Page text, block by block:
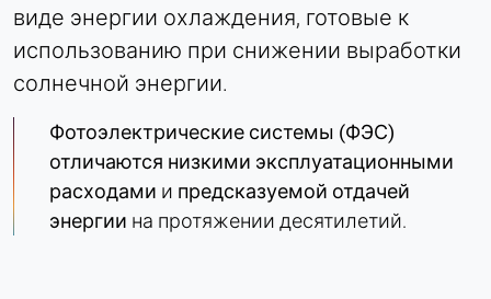
виде энергии охлаждения, готовые к
использованию при снижении выработки
солнечной энергии.
Фотоэлектрические системы (ФЭС)
отличаются низкими эксплуатационными
расходами и предсказуемой отдачей
энергии на протяжении десятилетий.